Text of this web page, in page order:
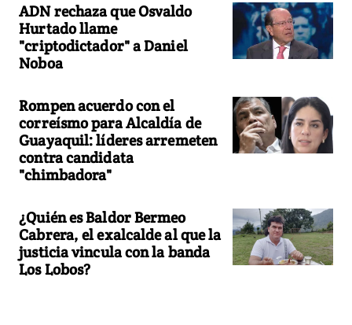
ADN rechaza que Osvaldo
Hurtado llame
"criptodictador" a Daniel
Noboa
Rompen acuerdo con el
correísmo para Alcaldía de
Guayaquil: líderes arremeten
contra candidata
"chimbadora"
¿Quién es Baldor Bermeo
Cabrera, el exalcalde al que la
justicia vincula con la banda
Los Lobos?